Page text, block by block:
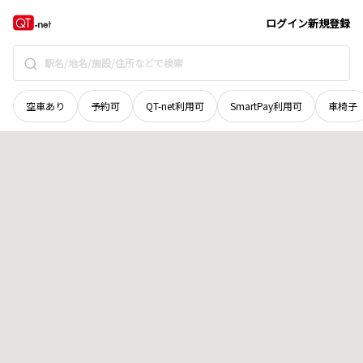
ログイン新規登録
空車あり 予約可 QT-net利用可 SmartPay利用可 車椅子
愛媛県